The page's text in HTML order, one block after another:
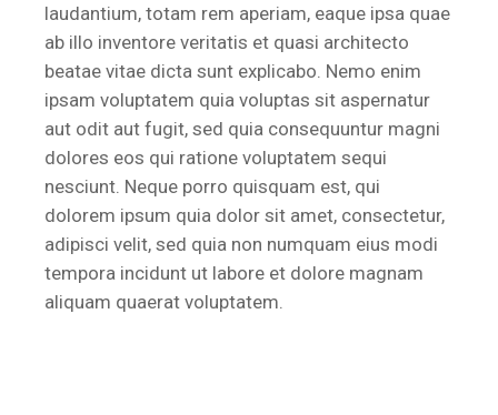
laudantium, totam rem aperiam, eaque ipsa quae
ab illo inventore veritatis et quasi architecto
beatae vitae dicta sunt explicabo. Nemo enim
ipsam voluptatem quia voluptas sit aspernatur
aut odit aut fugit, sed quia consequuntur magni
dolores eos qui ratione voluptatem sequi
nesciunt. Neque porro quisquam est, qui
dolorem ipsum quia dolor sit amet, consectetur,
adipisci velit, sed quia non numquam eius modi
tempora incidunt ut labore et dolore magnam
aliquam quaerat voluptatem.